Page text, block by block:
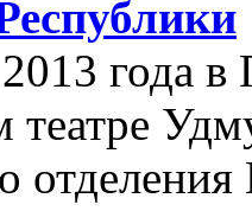
года в
театре